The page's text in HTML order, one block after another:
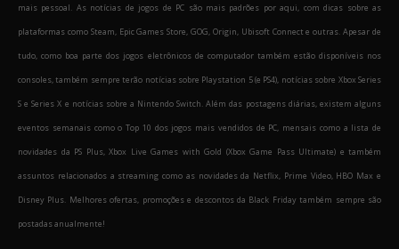
mais pessoal. As notícias de jogos de PC são mais padrões por aqui, com dicas sobre as
plataformas como Steam, Epic Games Store, GOG, Origin, Ubisoft Connect e outras. Apesar de
tudo, como boa parte dos jogos eletrônicos de computador também estão disponíveis nos
consoles, também sempre terão notícias sobre Playstation 5 (e PS4), notícias sobre Xbox Series
S e Series X e notícias sobre a Nintendo Switch. Além das postagens diárias, existem alguns
eventos semanais como o Top 10 dos jogos mais vendidos de PC, mensais como a lista de
novidades da PS Plus, Xbox Live Games with Gold (Xbox Game Pass Ultimate) e também
assuntos relacionados a streaming como as novidades da Netflix, Prime Video, HBO Max e
Disney Plus. Melhores ofertas, promoções e descontos da Black Friday também sempre são
postadas anualmente!